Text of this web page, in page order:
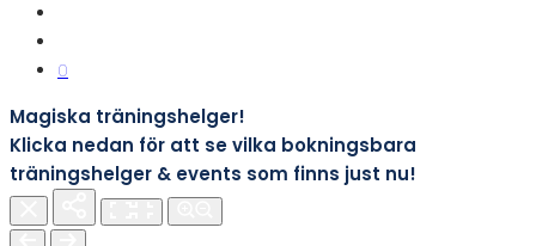
0
Magiska träningshelger!
Klicka nedan för att se vilka bokningsbara
träningshelger & events som finns just nu!